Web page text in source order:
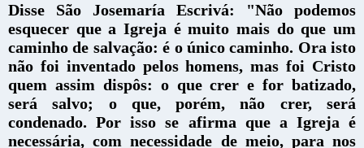
Disse São Josemaría Escrivá: "Não podemos
esquecer que a Igreja é muito mais do que um
caminho de salvação: é o único caminho. Ora isto
não foi inventado pelos homens, mas foi Cristo
quem assim dispôs: o que crer e for batizado,
será salvo; o que, porém, não crer, será
condenado. Por isso se afirma que a Igreja é
necessária, com necessidade de meio, para nos